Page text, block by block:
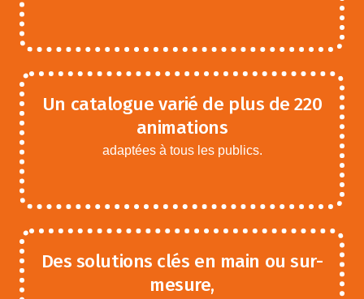
Un catalogue varié de plus de 220
animations
adaptées à tous les publics.
Des solutions clés en main ou sur-
mesure,